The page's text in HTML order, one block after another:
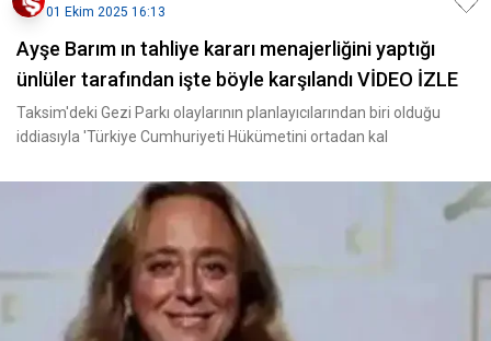
01 Ekim 2025 16:13
Ayşe Barım ın tahliye kararı menajerliğini yaptığı
ünlüler tarafından işte böyle karşılandı VİDEO İZLE
Taksim'deki Gezi Parkı olaylarının planlayıcılarından biri olduğu
iddiasıyla 'Türkiye Cumhuriyeti Hükümetini ortadan kal